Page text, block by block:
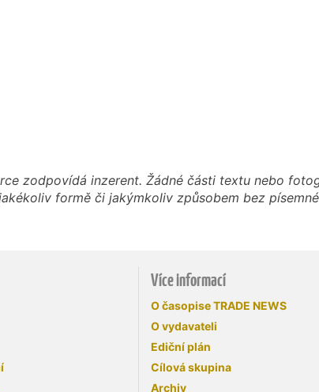
zodpovídá inzerent. Žádné části textu nebo
formě či jakýmkoliv způsobem bez
Více informací
O časopise TRADE NEWS
O vydavateli
Ediční plán
Cílová skupina
Archiv